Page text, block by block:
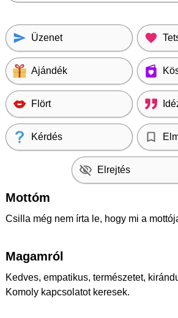
Üzenet
Ajándék
Flört
Kérdés
Elrejtés
Mottóm
Csilla még nem írta le, hogy mi a
Magamról
Kedves, empatikus, természetet,
Komoly kapcsolatot keresek.